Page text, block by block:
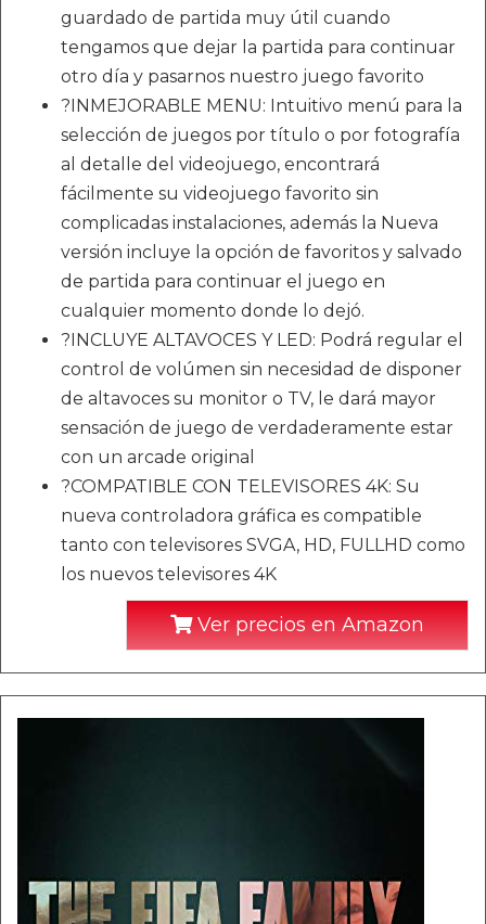
guardado de partida muy útil cuando
tengamos que dejar la partida para continuar
otro día y pasarnos nuestro juego favorito
?INMEJORABLE MENU: Intuitivo menú para la
selección de juegos por título o por fotografía
al detalle del videojuego, encontrará
fácilmente su videojuego favorito sin
complicadas instalaciones, además la Nueva
versión incluye la opción de favoritos y salvado
de partida para continuar el juego en
cualquier momento donde lo dejó.
?INCLUYE ALTAVOCES Y LED: Podrá regular el
control de volúmen sin necesidad de disponer
de altavoces su monitor o TV, le dará mayor
sensación de juego de verdaderamente estar
con un arcade original
?COMPATIBLE CON TELEVISORES 4K: Su
nueva controladora gráfica es compatible
tanto con televisores SVGA, HD, FULLHD como
los nuevos televisores 4K
Ver precios en Amazon